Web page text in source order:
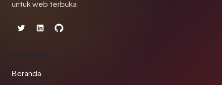
untuk web terbuka.
PRODUK
Beranda